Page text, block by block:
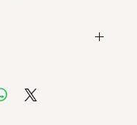
offset,
Emballage : sachet